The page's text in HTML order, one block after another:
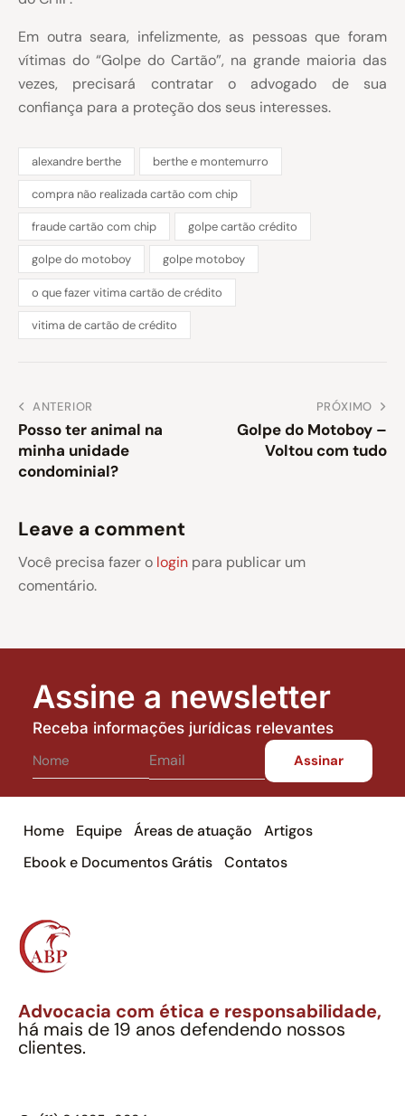
Em outra seara, infelizmente, as pessoas que foram
vítimas do “Golpe do Cartão”, na grande maioria das
vezes, precisará contratar o advogado de sua
confiança para a proteção dos seus interesses.
alexandre berthe berthe e montemurro
compra não realizada cartão com chip
fraude cartão com chip golpe cartão crédito
golpe do motoboy golpe motoboy
o que fazer vitima cartão de crédito
vitima de cartão de crédito
ANTERIOR
Posso ter animal na
minha unidade
condominial?
PRÓXIMO
Golpe do Motoboy –
Voltou com tudo
Leave a comment
Você precisa fazer o login para publicar um
comentário.
Assine a newsletter
Receba informações jurídicas relevantes
Home Equipe Áreas de atuação
Artigos
Ebook e Documentos Grátis
Contatos
Advocacia com ética e responsabilidade,
há mais de 19 anos defendendo nossos
clientes.